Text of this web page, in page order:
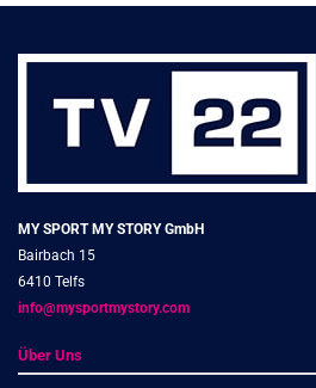
MY SPORT MY STORY GmbH
Bairbach 15
6410 Telfs
info@mysportmystory.com
Über Uns